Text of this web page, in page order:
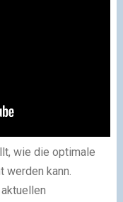
wie die optimale
werden kann.